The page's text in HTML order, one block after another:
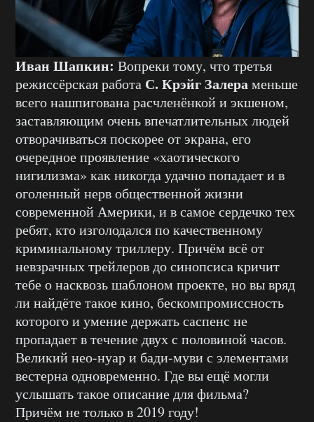
Иван Шапкин: Вопреки тому, что третья
режиссёрская работа С. Крэйг Залераменьше
всего нашпигована расчленёнкой и экшеном,
заставляющим очень впечатлительных людей
отворачиваться поскорее от экрана, его
очередное проявление «хаотического
нигилизма» как никогда удачно попадает и в
оголенный нерв общественной жизни
современной Америки, и в самое сердечко тех
ребят, кто изголодался по качественному
криминальному триллеру. Причём всё от
невзрачных трейлеров до синопсиса кричит
тебе о насквозь шаблоном проекте, но вы вряд
ли найдёте такое кино, бескомпромиссность
которого и умение держать саспенс не
пропадает в течение двух с половиной часов.
Великий нео-нуар и бади-муви с элементами
вестерна одновременно. Где вы ещё могли
услышать такое описание для фильма?
Причём не только в 2019 году!